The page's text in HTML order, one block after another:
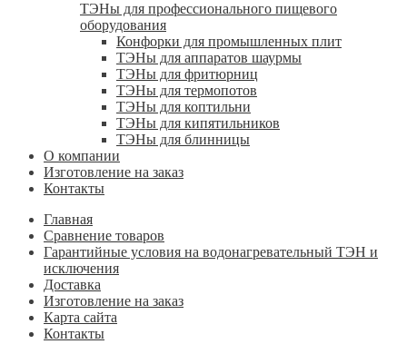
ТЭНы для профессионального пищевого
оборудования
Конфорки для промышленных плит
ТЭНы для аппаратов шаурмы
ТЭНы для фритюрниц
ТЭНы для термопотов
ТЭНы для коптильни
ТЭНы для кипятильников
ТЭНы для блинницы
О компании
Изготовление на заказ
Контакты
Главная
Cравнение товаров
Гарантийные условия на водонагревательный ТЭН и
исключения
Доставка
Изготовление на заказ
Карта сайта
Контакты